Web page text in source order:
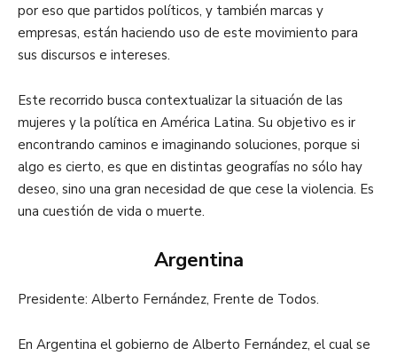
por eso que partidos políticos, y también marcas y
empresas, están haciendo uso de este movimiento para
sus discursos e intereses.
Este recorrido busca contextualizar la situación de las
mujeres y la política en América Latina. Su objetivo es ir
encontrando caminos e imaginando soluciones, porque si
algo es cierto, es que en distintas geografías no sólo hay
deseo, sino una gran necesidad de que cese la violencia. Es
una cuestión de vida o muerte.
Argentina
Presidente: Alberto Fernández, Frente de Todos.
En Argentina el gobierno de Alberto Fernández, el cual se